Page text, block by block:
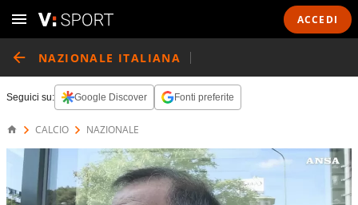
ACCEDI
NAZIONALE ITALIANA
Seguici su: Google Discover Fonti preferite
CALCIO NAZIONALE